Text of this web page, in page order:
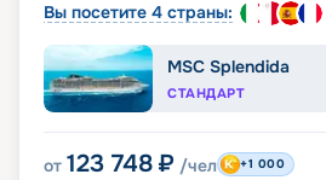
Вы посетите 4 страны:
MSC Splendida
СТАНДАРТ
от 123 748 ₽ /чел +1 000